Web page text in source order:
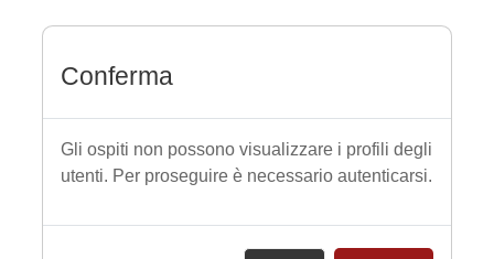
Conferma
Gli ospiti non possono visualizzare i profili degli
utenti. Per proseguire è necessario autenticarsi.